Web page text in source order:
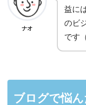
ナオ
益に
のビ
です
ブログで悩